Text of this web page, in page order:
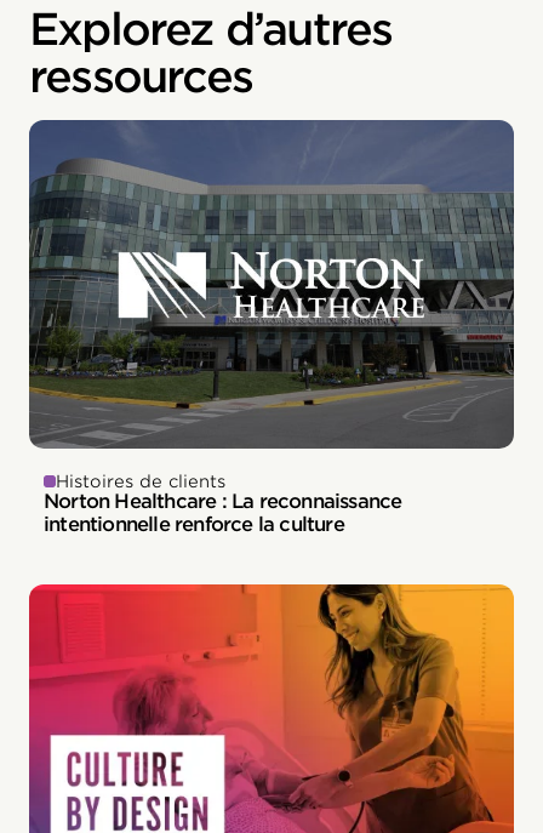
Explorez d’autres
ressources
Histoires de clients
Norton Healthcare : La reconnaissance
intentionnelle renforce la culture